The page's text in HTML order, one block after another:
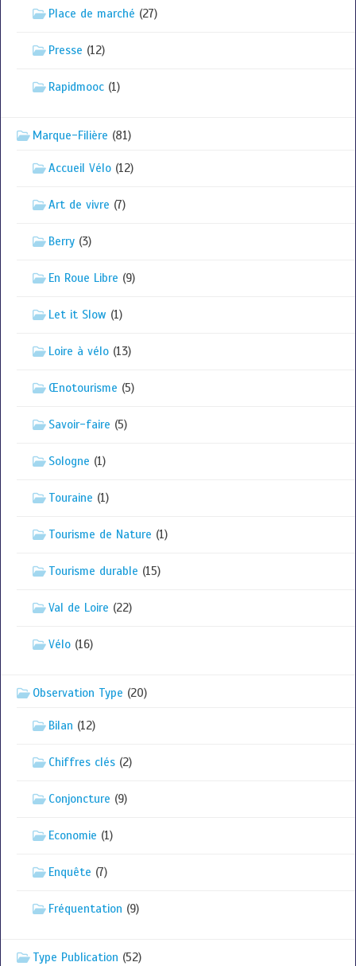
Place de marché (27)
Presse (12)
Rapidmooc (1)
Marque-Filière (81)
Accueil Vélo (12)
Art de vivre (7)
Berry (3)
En Roue Libre (9)
Let it Slow (1)
Loire à vélo (13)
Œnotourisme (5)
Savoir-faire (5)
Sologne (1)
Touraine (1)
Tourisme de Nature (1)
Tourisme durable (15)
Val de Loire (22)
Vélo (16)
Observation Type (20)
Bilan (12)
Chiffres clés (2)
Conjoncture (9)
Economie (1)
Enquête (7)
Fréquentation (9)
Type Publication (52)